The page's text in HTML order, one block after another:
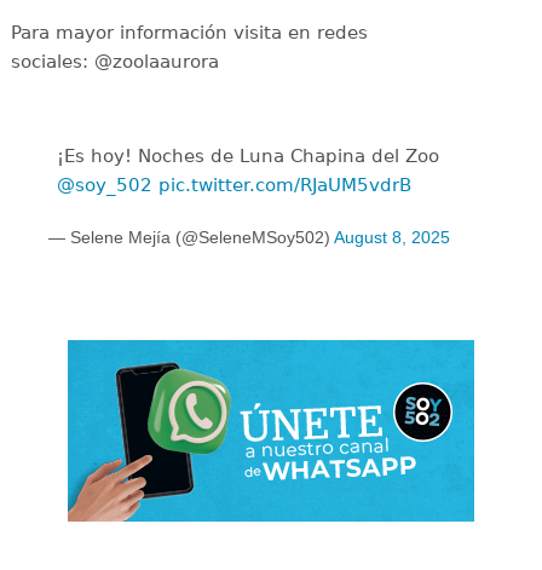
Para mayor información visita en redes
sociales: @zoolaaurora
¡Es hoy! Noches de Luna Chapina del Zoo
@soy_502 pic.twitter.com/RJaUM5vdrB
— Selene Mejía (@SeleneMSoy502) August 8, 2025